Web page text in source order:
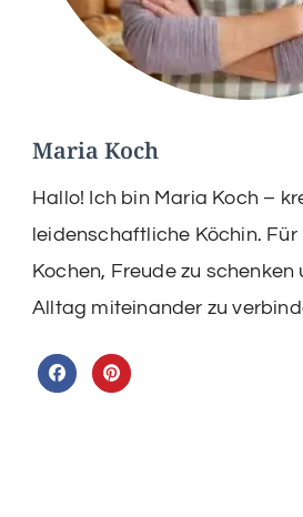
Maria Koch
Hallo! Ich bin Maria Koch –
leidenschaftliche Köchin.
Kochen, Freude zu schenken
Alltag miteinander zu